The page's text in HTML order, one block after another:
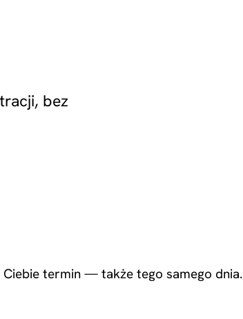
bez
termin — także tego samego dnia.